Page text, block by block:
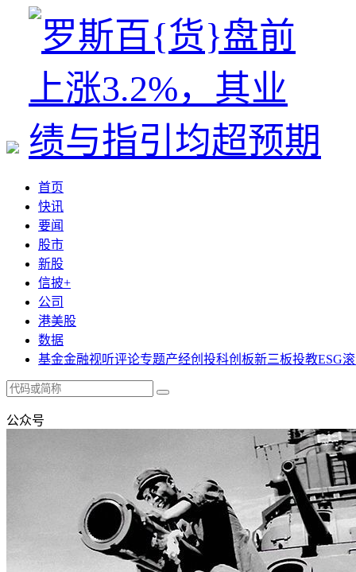
首页
快讯
要闻
股市
新股
信披+
公司
港美股
数据
基金金融视听评论专题产经创投科创板新三板投教ESG
公众号